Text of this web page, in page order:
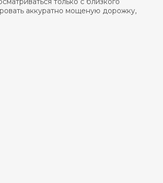
аккуратно мощеную дорожку,